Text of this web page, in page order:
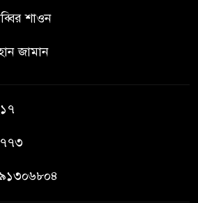
হাসিনাকে সংবাদমাধ্যমে কথা বলার
সুযোগ দেওয়ায় ঢাকার ক্ষোভ
সাংবাদিক পেটালো বিএনপি-
শাওন
জামান